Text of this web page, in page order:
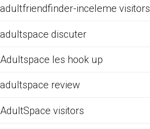
adultfriendfinder-inceleme visitors
adultspace discuter
Adultspace les hook up
adultspace review
AdultSpace visitors